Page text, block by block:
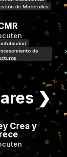
de Materiales
de
❯
Crea y